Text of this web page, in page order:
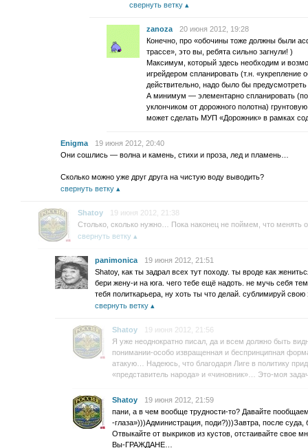
свернуть ветку
zanoza
20 июня 2012, 19:28
Конечно, про «обочины тоже должны были
трассе», это вы, ребята сильно загнули! )
Максимум, который здесь необходим и
игрейдером спланировать (т.н. «укрепление
действительно, надо было бы
А минимум — элементарно спланировать
уклончиком от дорожного полотна)
может сделать МУП «Дорожник» в рамках
Enigma
19 июня 2012, 20:40
Они сошлись — волна и камень, стихи и проза, лед и пламень…
Сколько можно уже друг друга на чистую воду выводить?
свернуть ветку
Shatoy
19 июня 2012, 21:38
Столько, сколько нужно… Пока наконец не поймем, что менять
свернуть ветку
panimonica
19 июня 2012, 21:51
Shatoy, как ты задрал всех тут походу. ты вроде как
бери жену-и на юга. чего тебе ещё надоть. не мучь себя
тебя политкарьера, ну хоть ты что делай. сублимируй
свернуть ветку
Shatoy
19 июня 2012, 21:56
Я уже неоднократно писал, да и всем должно быть
понимании-особо извращенная и беспринципная
атакую… Надеюсь, что благодаря Лиге в политику
«представитель народа» и «чиновник»… Это-моя
Shatoy
19 июня 2012, 21:59
пани, а в чем вообще трудности-то? Давайте
-глаза»)))Администрация, поди?)))Завтра, после
Отвыкайте от выкриков из кустов, отстаивайте
Вы-ГРАЖДАНЕ…